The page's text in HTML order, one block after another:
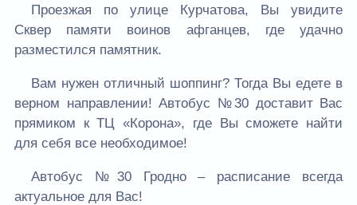
Проезжая по улице Курчатова, Вы увидите
Сквер памяти воинов афганцев, где удачно
разместился памятник.
Вам нужен отличный шоппинг? Тогда Вы едете в
верном направлении! Автобус №30 доставит Вас
прямиком к ТЦ «Корона», где Вы сможете найти
для себя все необходимое!
Автобус №30 Гродно – расписание всегда
актуальное для Вас!